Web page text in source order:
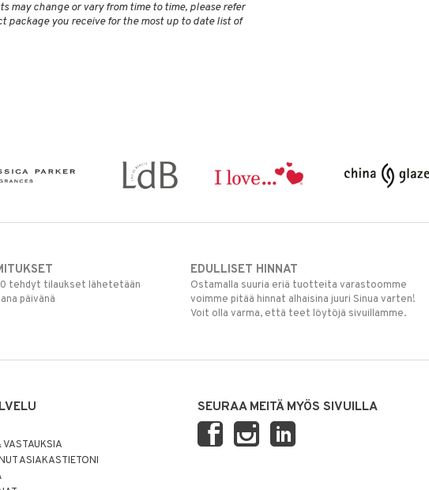
may change or vary from time to time, please refer
you receive for the most up to date list of
tehdyt tilaukset lähetetään
päivänä
EDULLISET HINNAT
Ostamalla suuria eriä tuotteita varastoomme
voimme pitää hinnat alhaisina juuri Sinua varten!
Voit olla varma, että teet löytöjä sivuillamme.
ASIAKASTIETONI
SEURAA MEITÄ MYÖS SIVUILLA